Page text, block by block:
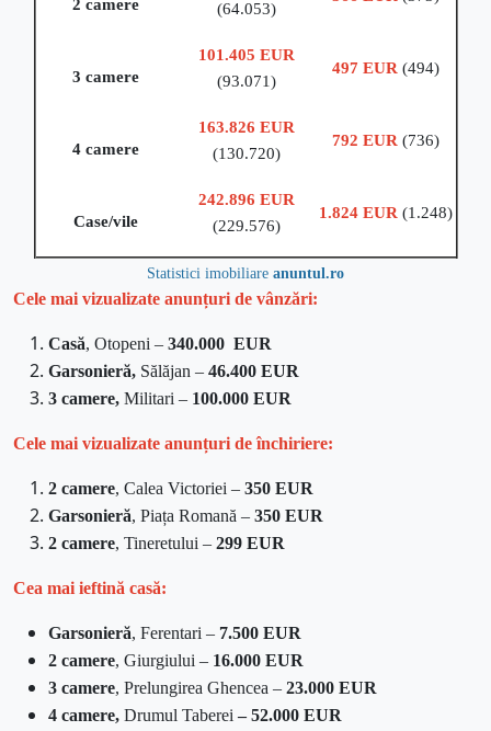
2 camere
(64.053)
3 camere
101.405 EUR
(93.071)
497 EUR (494)
4 camere
163.826 EUR
(130.720)
792 EUR (736)
Case/vile
242.896 EUR
(229.576)
1.824 EUR (1.248)
Statistici imobiliare anuntul.ro
Cele mai vizualizate anunțuri de vânzări:
Casă, Otopeni – 340.000 EUR
Garsonieră, Sălăjan – 46.400 EUR
3 camere, Militari – 100.000 EUR
Cele mai vizualizate anunțuri de închiriere:
2 camere, Calea Victoriei – 350 EUR
Garsonieră, Piața Romană – 350 EUR
2 camere, Tineretului – 299 EUR
Cea mai ieftină casă:
Garsonieră, Ferentari – 7.500 EUR
2 camere, Giurgiului – 16.000 EUR
3 camere, Prelungirea Ghencea – 23.000 EUR
4 camere, Drumul Taberei – 52.000 EUR